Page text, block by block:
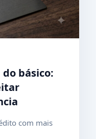
básico:
com mais